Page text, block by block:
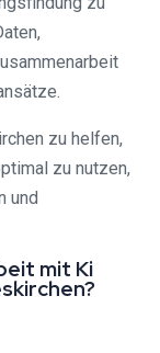
zu helfen,
zu nutzen,
und
mit Ki